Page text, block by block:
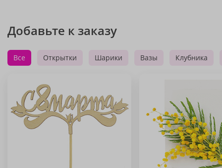
Добавьте к заказу
Все Открытки Шарики Вазы Клубника